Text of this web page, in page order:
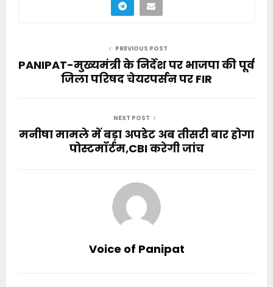
PREVIOUS POST
PANIPAT-मुख्यमंत्री के निर्देश पर भाजपा की पूर्व
जिला परिषद चेयरपर्सन पर FIR
NEXT POST
मनीषा मामले में बड़ा अपडेट अब तीसरी बार होगा
पोस्टमॉर्टम,CBI करेगी जांच
Voice of Panipat